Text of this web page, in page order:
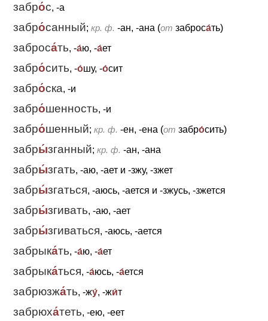
забро́с, -а
забро́санный; кр. ф. -ан, -ана (от заброса́ть)
заброса́ть, -а́ю, -а́ет
забро́сить, -о́шу, -о́сит
забро́ска, -и
забро́шенность, -и
забро́шенный; кр. ф. -ен, -ена (от забро́сить)
забры́зганный; кр. ф. -ан, -ана
забры́згать, -аю, -ает и -зжу, -зжет
забры́згаться, -аюсь, -ается и -зжусь, -зжется
забры́згивать, -аю, -ает
забры́згиваться, -аюсь, -ается
забрыка́ть, -а́ю, -а́ет
забрыка́ться, -а́юсь, -а́ется
забрюзжа́ть, -жу́, -жи́т
забрюха́теть, -ею, -еет